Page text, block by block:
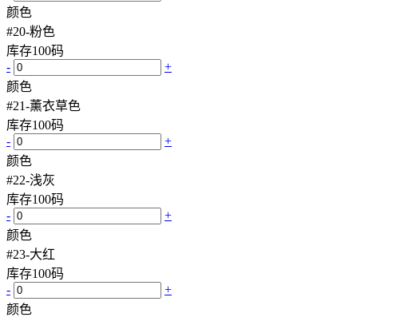
颜色
#20-粉色
库存100码
-
+
颜色
#21-薰衣草色
库存100码
-
+
颜色
#22-浅灰
库存100码
-
+
颜色
#23-大红
库存100码
-
+
颜色